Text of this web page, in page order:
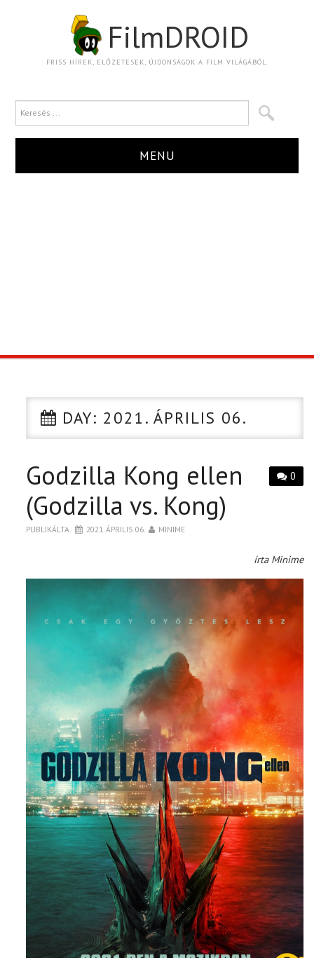
FilmDROID
FRISS HÍREK, ELŐZETESEK, ÚJDONSÁGOK A FILM VILÁGÁBÓL.
MENU
CIKK
PÓLÓ RENDELÉS
DAY: 2021. ÁPRILIS 06.
0
Godzilla Kong ellen
(Godzilla vs. Kong)
PUBLIKÁLTA 2021. ÁPRILIS 06. MINIME
írta Minime